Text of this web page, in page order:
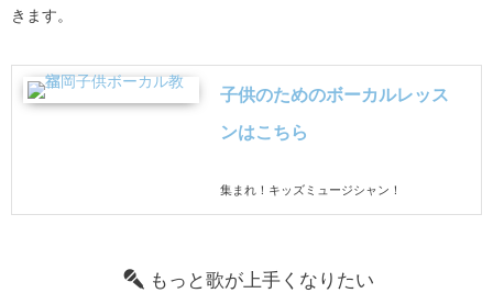
きます。
子供のためのボーカルレッス
ンはこちら
集まれ！キッズミュージシャン！
もっと歌が上手くなりたい